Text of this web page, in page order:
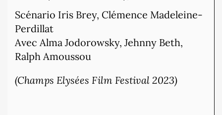
Scénario Iris Brey, Clémence Madeleine-
Perdillat
Avec Alma Jodorowsky, Jehnny Beth,
Ralph Amoussou
(Champs Elysées Film Festival 2023)